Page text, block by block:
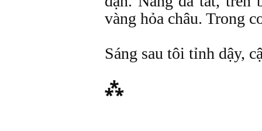
vàng hỏa châu. Trong
Sáng sau tôi tỉnh dậy,
⁂